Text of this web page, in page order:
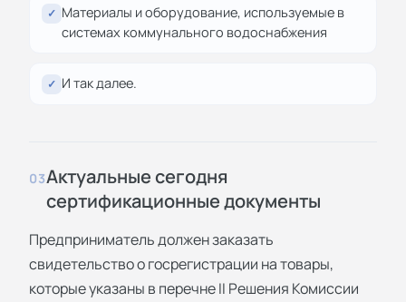
✓ Материалы и оборудование, используемые в
системах коммунального водоснабжения
✓ И так далее.
03Актуальные сегодня
сертификационные документы
Предприниматель должен заказать
свидетельство о госрегистрации на товары,
которые указаны в перечне II Решения Комиссии